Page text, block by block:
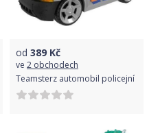
od 389 Kč
ve 2 obchodech
Teamsterz automobil policejní